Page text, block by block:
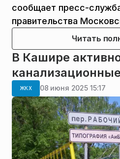
сообщает пресс-
правительства
Читать
В Кашире
ЖКХ 08 июня 2025 15:17